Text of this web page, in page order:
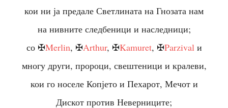
кои ни ја предале Светлината на Гнозата нам
на нивните следбеници и наследници;
со ✠Merlin, ✠Arthur, ✠Kamuret, ✠Parzivalи
многу други, пророци, свештеници и кралеви,
кои го носеле Копјето и Пехарот, Мечот и
Дискот против Неверниците;